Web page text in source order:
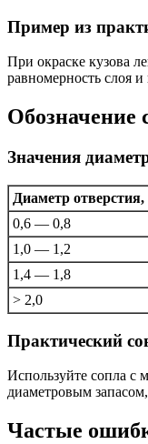
Пример из
При окраске кузова
равномерность слоя и
Обозначение
Значения
Диаметр
0,6 — 0,8
1,0 — 1,2
1,4 — 1,8
> 2,0
Практический
Используйте сопла с
диаметровым
Частые